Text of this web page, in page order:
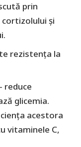
prin
și
rezistența la
reduce
glicemia.
acestora
vitaminele C,